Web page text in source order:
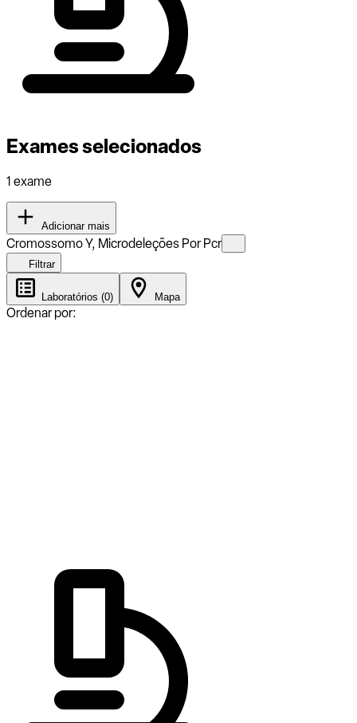
Exames selecionados
1 exame
Adicionar mais
Cromossomo Y, Microdeleções Por Pcr
Filtrar
Laboratórios (0) Mapa
Ordenar por: